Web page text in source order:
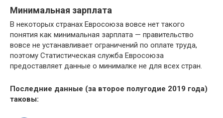
Минимальная зарплата
В некоторых странах Евросоюза вовсе нет такого
понятия как минимальная зарплата — правительство
вовсе не устанавливает ограничений по оплате труда,
поэтому Статистическая служба Евросоюза
предоставляет данные о минималке не для всех стран.
Последние данные (за второе полугодие 2019 года)
таковы: